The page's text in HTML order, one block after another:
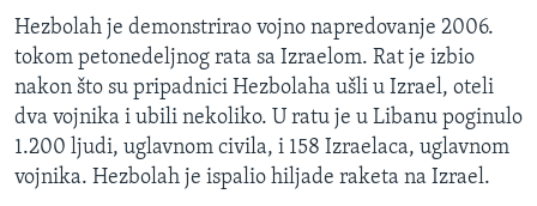
Hezbolah je demonstrirao vojno napredovanje 2006.
tokom petonedeljnog rata sa Izraelom. Rat je izbio
nakon što su pripadnici Hezbolaha ušli u Izrael, oteli
dva vojnika i ubili nekoliko. U ratu je u Libanu poginulo
1.200 ljudi, uglavnom civila, i 158 Izraelaca, uglavnom
vojnika. Hezbolah je ispalio hiljade raketa na Izrael.